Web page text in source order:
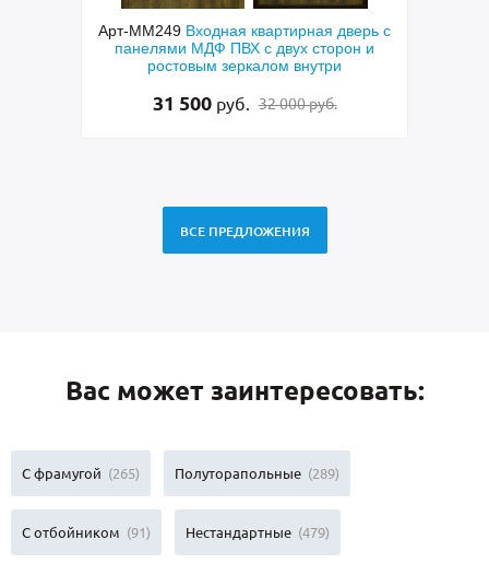
Арт-ММ249 Входная квартирная дверь с
панелями МДФ ПВХ с двух сторон и
ростовым зеркалом внутри
31 500 руб. 32 000 руб.
ВСЕ ПРЕДЛОЖЕНИЯ
Вас может заинтересовать:
С фрамугой (265) Полуторапольные (289)
С отбойником (91) Нестандартные (479)